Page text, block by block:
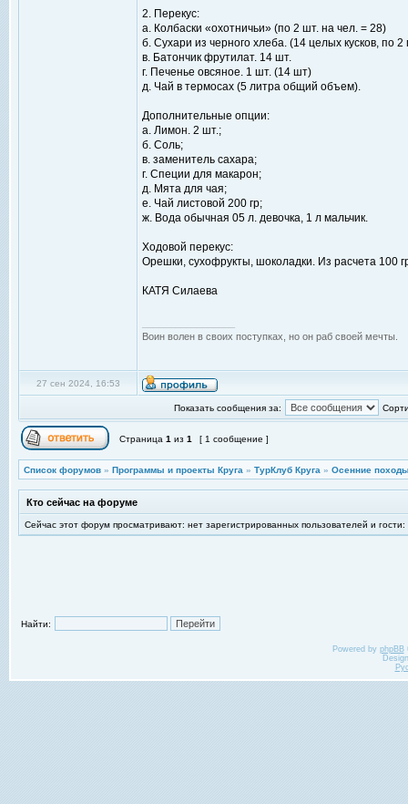
2. Перекус:
а. Колбаски «охотничьи» (по 2 шт. на чел. = 28)
б. Сухари из черного хлеба. (14 целых кусков, по
в. Батончик фрутилат. 14 шт.
г. Печенье овсяное. 1 шт. (14 шт)
д. Чай в термосах (5 литра общий объем).
Дополнительные опции:
а. Лимон. 2 шт.;
б. Соль;
в. заменитель сахара;
г. Специи для макарон;
д. Мята для чая;
е. Чай листовой 200 гр;
ж. Вода обычная 05 л. девочка, 1 л мальчик.
Ходовой перекус:
Орешки, сухофрукты, шоколадки. Из расчета 100
КАТЯ Силаева
Воин волен в своих поступках, но он раб своей мечты.
27 сен 2024, 16:53
Показать сообщения за:
Страница 1 из 1 [ 1 сообщение ]
Список форумов » Программы и проекты Круга » ТурКлуб Круга » Осенние
Кто сейчас на форуме
Сейчас этот форум просматривают: нет зарегистрированных пользователей и гости:
Найти:
Powered by phpBB